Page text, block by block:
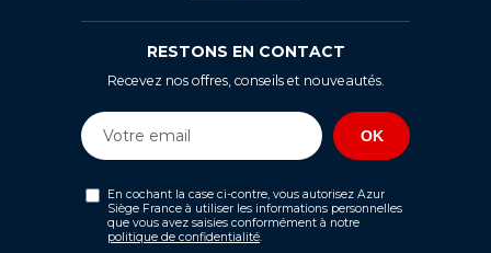
RESTONS EN CONTACT
Recevez nos offres, conseils et nouveautés.
En cochant la case ci-contre, vous autorisez Azur
Siège France à utiliser les informations personnelles
que vous avez saisies conformément à notre
politique de confidentialité.